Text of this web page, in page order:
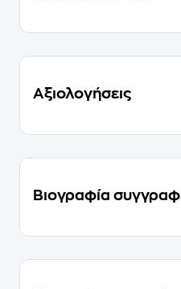
Αξιολογήσεις
Βιογραφία